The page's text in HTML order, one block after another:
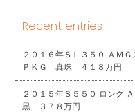
Recent entries
２０１６年ＳＬ３５０ ＡＭ
ＰＫＧ 真珠 ４１８万円
２０１５年Ｓ５５０ ロング
黒 ３７８万円